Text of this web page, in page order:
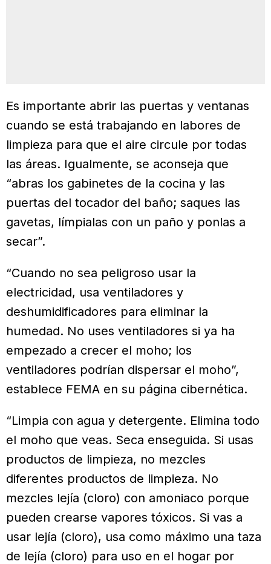
Es importante abrir las puertas y ventanas
cuando se está trabajando en labores de
limpieza para que el aire circule por todas
las áreas. Igualmente, se aconseja que
“abras los gabinetes de la cocina y las
puertas del tocador del baño; saques las
gavetas, límpialas con un paño y ponlas a
secar”.
“Cuando no sea peligroso usar la
electricidad, usa ventiladores y
deshumidificadores para eliminar la
humedad. No uses ventiladores si ya ha
empezado a crecer el moho; los
ventiladores podrían dispersar el moho”,
establece FEMA en su página cibernética.
“Limpia con agua y detergente. Elimina todo
el moho que veas. Seca enseguida. Si usas
productos de limpieza, no mezcles
diferentes productos de limpieza. No
mezcles lejía (cloro) con amoniaco porque
pueden crearse vapores tóxicos. Si vas a
usar lejía (cloro), usa como máximo una taza
de lejía (cloro) para uso en el hogar por